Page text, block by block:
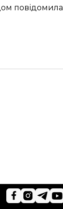
повідомила